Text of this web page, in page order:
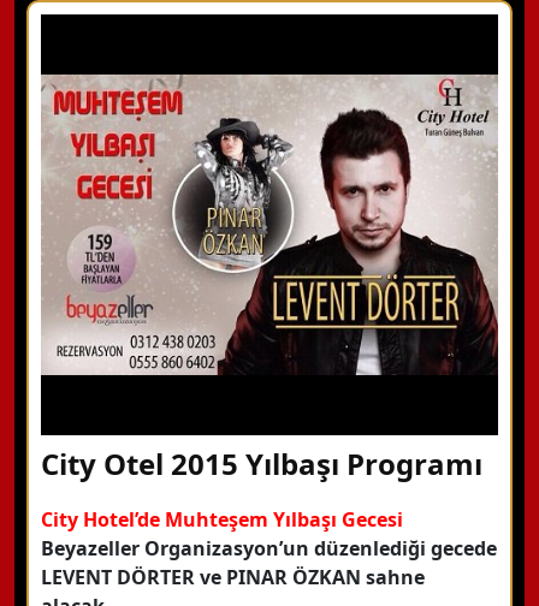
X Kapat
WhatsApp ile Bilgi Alın
Hemen Arayın
Detaylı Bilgi Alın
City Otel 2015 Yılbaşı Programı
City Hotel’de Muhteşem Yılbaşı Gecesi
Beyazeller Organizasyon’un düzenlediği gecede
LEVENT DÖRTER ve PINAR ÖZKAN sahne